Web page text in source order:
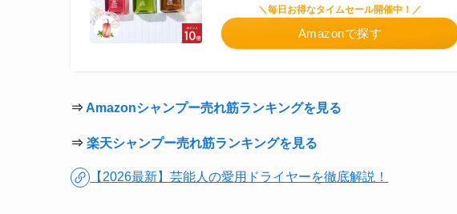
＼毎日お得なタイムセール開催中！／
Amazonで探す
⇒ Amazonシャンプー売れ筋ランキングを見る
⇒ 楽天シャンプー売れ筋ランキングを見る
【2026最新】芸能人の愛用ドライヤーを徹底解説！